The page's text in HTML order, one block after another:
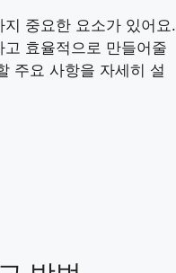
중요한 요소가 있어요.
효율적으로 만들어줄
주요 사항을 자세히 설